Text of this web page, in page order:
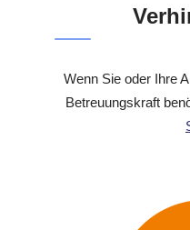
Wenn Sie oder Ihre
Betreuungskraft